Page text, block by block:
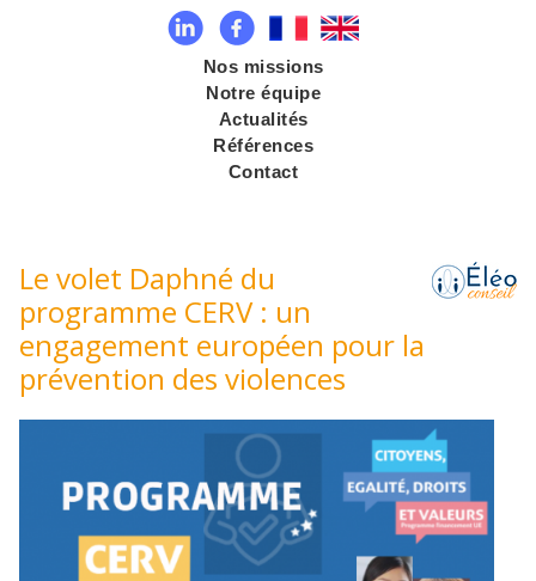
Nos missions
Notre équipe
Actualités
Références
Contact
Le volet Daphné du
programme CERV : un
engagement européen pour la
prévention des violences